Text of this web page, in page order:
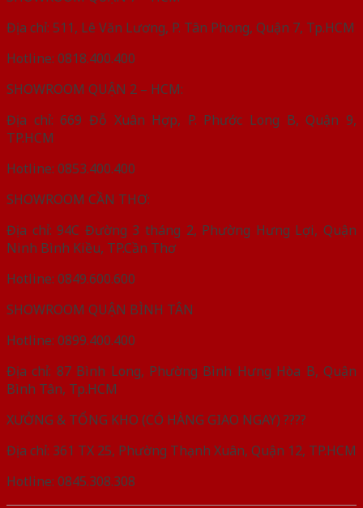
Địa chỉ: 511, Lê Văn Lương, P. Tân Phong, Quận 7, Tp.HCM
Hotline: 0818.400.400
SHOWROOM QUẬN 2 – HCM:
Địa chỉ: 669 Đỗ Xuân Hợp, P. Phước Long B, Quận 9,
TP.HCM
Hotline: 0853.400.400
SHOWROOM CẦN THƠ:
Địa chỉ: 94C Đường 3 tháng 2, Phường Hưng Lợi, Quận
Ninh Bình Kiều, TP.Cần Thơ
Hotline: 0849.600.600
SHOWROOM QUẬN BÌNH TÂN
Hotline: 0899.400.400
Địa chỉ: 87 Bình Long, Phường Bình Hưng Hòa B, Quận
Bình Tân, Tp.HCM
XƯỞNG & TỔNG KHO (CÓ HÀNG GIAO NGAY) ????
Địa chỉ: 361 TX 25, Phường Thạnh Xuân, Quận 12, TP.HCM
Hotline: 0845.308.308